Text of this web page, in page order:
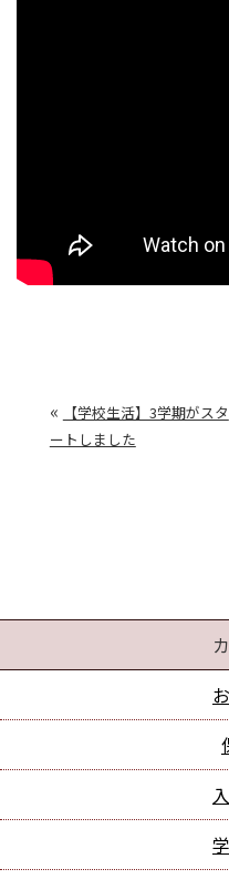
«
【学校生活】3学期がスタ
ートしました